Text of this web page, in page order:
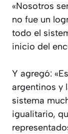
«Nosotros
no fue un
todo el
inicio del
Y agregó:
argentinos y
sistema
igualitario,